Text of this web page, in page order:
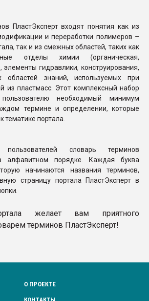
Всё, что касается
бутылок
ПЕРЕЙТИ НА
ПластЭксперт входят понятия как из
и переработки полимеров –
так и из смежных областей, таких как
отделы химии (органическая,
элементы гидравлики, конструирования,
областей знаний, используемых при
из пластмасс. Этот комплексный набор
необходимый минимум
термине и определении, которые
портала.
словарь терминов
алфавитном порядке. Каждая буква
начинаются названия терминов,
страницу портала ПластЭксперт в
желает вам приятного
терминов ПластЭксперт!
О ПРОЕКТЕ